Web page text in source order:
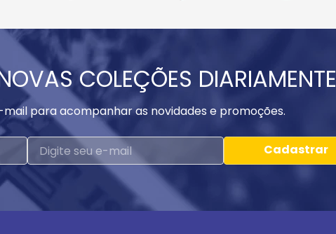
COLEÇÕES DIARIAMENTE
para acompanhar as novidades e promoções.
Cadastrar